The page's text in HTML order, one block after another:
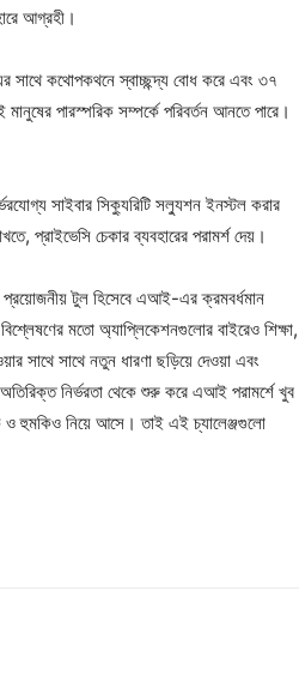
আগ্রহী।
সাথে কথোপকথনে স্বাচ্ছন্দ্য বোধ করে এবং ৩৭
পারস্পরিক সম্পর্কে পরিবর্তন আনতে পারে।
সাইবার সিক্যুরিটি সল্যুশন ইনস্টল করার
প্রাইভেসি চেকার ব্যবহারের পরামর্শ দেয়।
প্রয়োজনীয় টুল হিসেবে এআই-এর ক্রমবর্ধমান
মতো অ্যাপ্লিকেশনগুলোর বাইরেও শিক্ষা,
সাথে নতুন ধারণা ছড়িয়ে দেওয়া এবং
নির্ভরতা থেকে শুরু করে এআই পরামর্শে খুব
ও হুমকিও নিয়ে আসে। তাই এই চ্যালেঞ্জগুলো